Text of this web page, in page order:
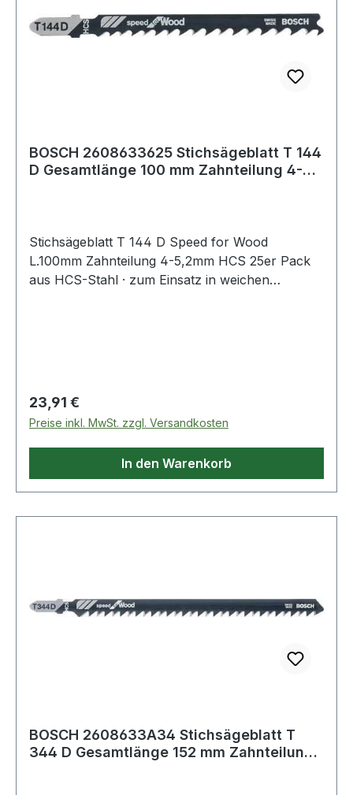
BOSCH 2608633625 Stichsägeblatt T 144
D Gesamtlänge 100 mm Zahnteilung 4-
Stichsägeblatt T 144 D Speed for Wood
L.100mm Zahnteilung 4-5,2mm HCS 25er Pack
aus HCS-Stahl · zum Einsatz in weichen
Regulärer Preis:
23,91 €
Preise inkl. MwSt. zzgl. Versandkosten
In den Warenkorb
BOSCH 2608633A34 Stichsägeblatt T
344 D Gesamtlänge 152 mm Zahnteilung